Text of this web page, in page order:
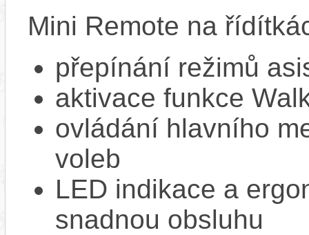
Mini Remote na
přepínání režimů
aktivace funkce
ovládání hlavního
voleb
LED indikace a
snadnou obsluhu